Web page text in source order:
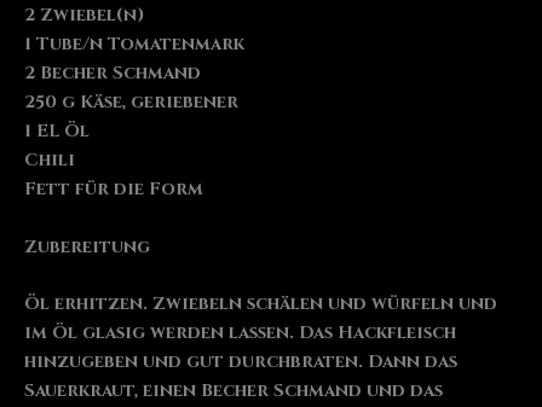
2 Zwiebel(n)
1 Tube/n Tomatenmark
2 Becher Schmand
250 g Käse, geriebener
1 EL Öl
Chili
Fett für die Form
Zubereitung
Öl erhitzen. Zwiebeln schälen und würfeln und
im Öl glasig werden lassen. Das Hackfleisch
hinzugeben und gut durchbraten. Dann das
Sauerkraut, einen Becher Schmand und das